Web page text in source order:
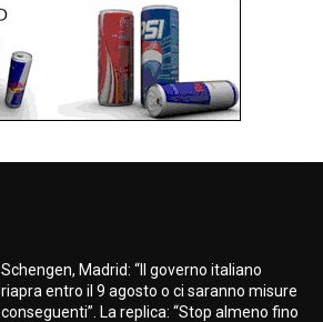
Schengen, Madrid: “Il governo italiano
riapra entro il 9 agosto o ci saranno misure
conseguenti”. La replica: “Stop almeno fino